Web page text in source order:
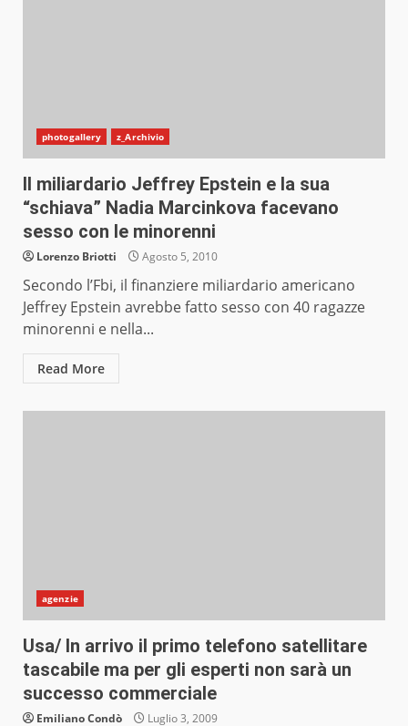
photogallery z_Archivio
Il miliardario Jeffrey Epstein e la sua
“schiava” Nadia Marcinkova facevano
sesso con le minorenni
Lorenzo Briotti Agosto 5, 2010
Secondo l’Fbi, il finanziere miliardario americano
Jeffrey Epstein avrebbe fatto sesso con 40 ragazze
minorenni e nella...
Read More
agenzie
Usa/ In arrivo il primo telefono satellitare
tascabile ma per gli esperti non sarà un
successo commerciale
Emiliano Condò Luglio 3, 2009